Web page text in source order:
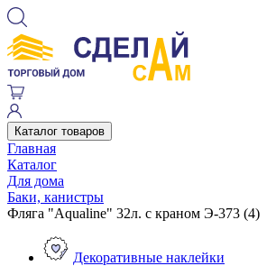
Каталог товаров
Главная
Каталог
Для дома
Баки, канистры
Фляга "Aqualine" 32л. с краном Э-373 (4)
Декоративные наклейки